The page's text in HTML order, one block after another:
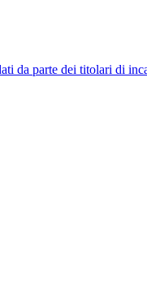
da parte dei titolari di